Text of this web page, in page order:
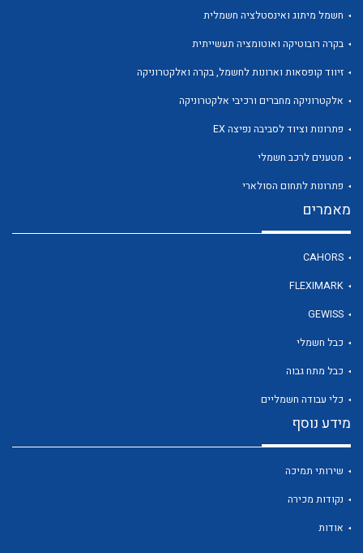
לכל מוצרי היצרן
חשמל מיתוג ואינסטלציה חשמלית
בקרה רובוטיקה ואוטומציה תעשייתית
זיווד קופסאות וארונות לחשמל, בקרה ואלקטרוניקה
אלקטרוניקה מחברים ורכיבי אלקטרוניקה
פתרונות וציוד לסביבה נפיצה EX
מטענים לרכב חשמלי
פתרונות לתחום הסולארי
מאמרים
CAHORS
FLEXIMARK
GEWISS
כבל חשמלי
כבל מתח גבוה
כלי עבודה חשמליים
מידע נוסף
שירותי תמיכה
נקודות מכירה
אודות